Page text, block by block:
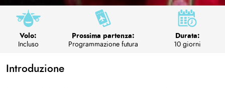
Volo:
Incluso
Prossima partenza:
Programmazione futura
Durata:
10 giorni
Introduzione